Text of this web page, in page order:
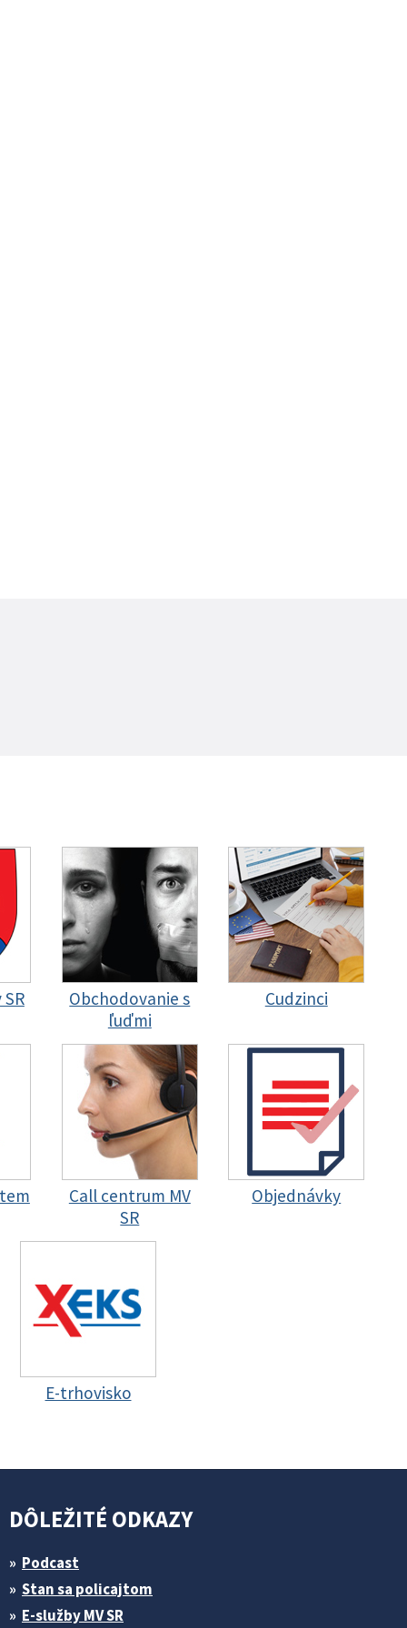
Obchodovanie s
ľuďmi
Cudzinci
Call centrum MV
SR
Objednávky
E-trhovisko
DÔLEŽITÉ ODKAZY
Podcast
Stan sa policajtom
E-služby MV SR